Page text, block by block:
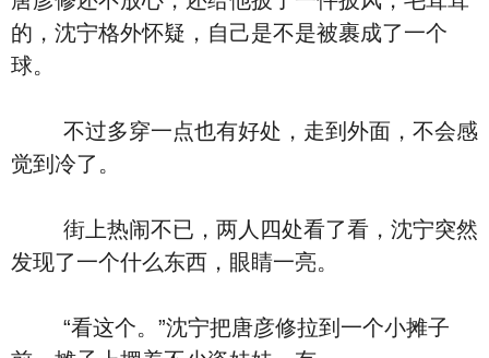
的，沈宁格外怀疑，自己是不是被裹成了一个
球。
不过多穿一点也有好处，走到外面，不会感
觉到冷了。
街上热闹不已，两人四处看了看，沈宁突然
发现了一个什么东西，眼睛一亮。
“看这个。”沈宁把唐彦修拉到一个小摊子